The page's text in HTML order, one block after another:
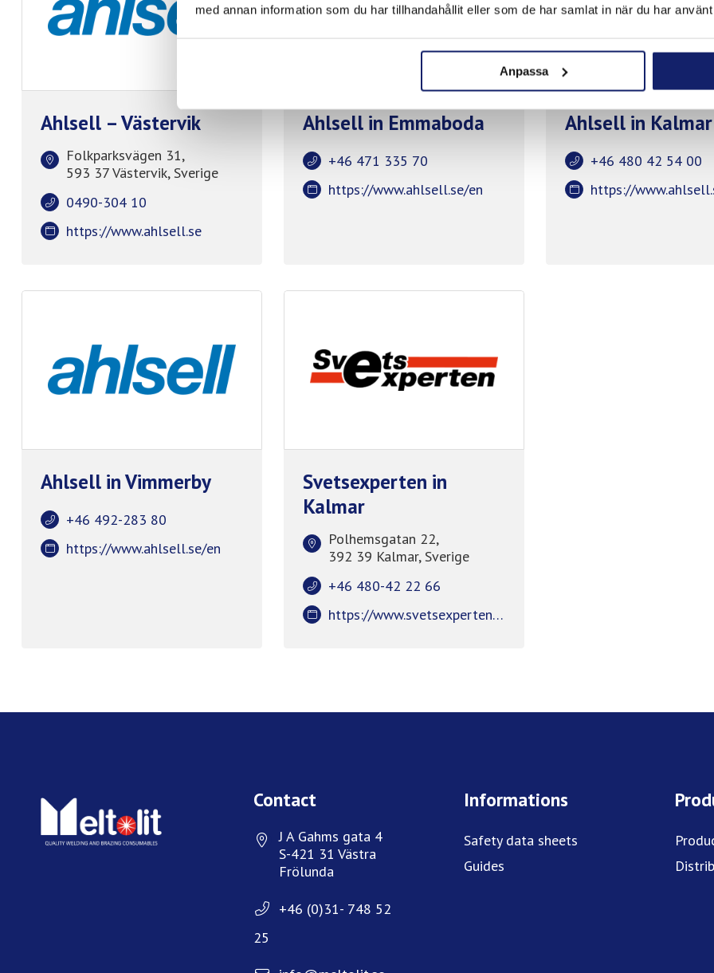
med annan information som du har tillhandahållit eller som de har samlat in när du har
Anpassa
Ahlsell – Västervik
Folkparksvägen 31,
593 37 Västervik, Sverige
0490-304 10
https://www.ahlsell.se
Ahlsell in Emmaboda
+46 471 335 70
https://www.ahlsell.se/en
Ahlsell in Kalmar
+46 480 42 54 00
https://
Ahlsell in Vimmerby
+46 492-283 80
https://www.ahlsell.se/en
Svetsexperten in
Kalmar
Polhemsgatan 22,
392 39 Kalmar, Sverige
+46 480-42 22 66
https://www.svetsexperten.se
Contact
J A Gahms gata 4
S-421 31 Västra
Frölunda
+46 (0)31- 748 52
25
Informations
Safety data sheets
Guides